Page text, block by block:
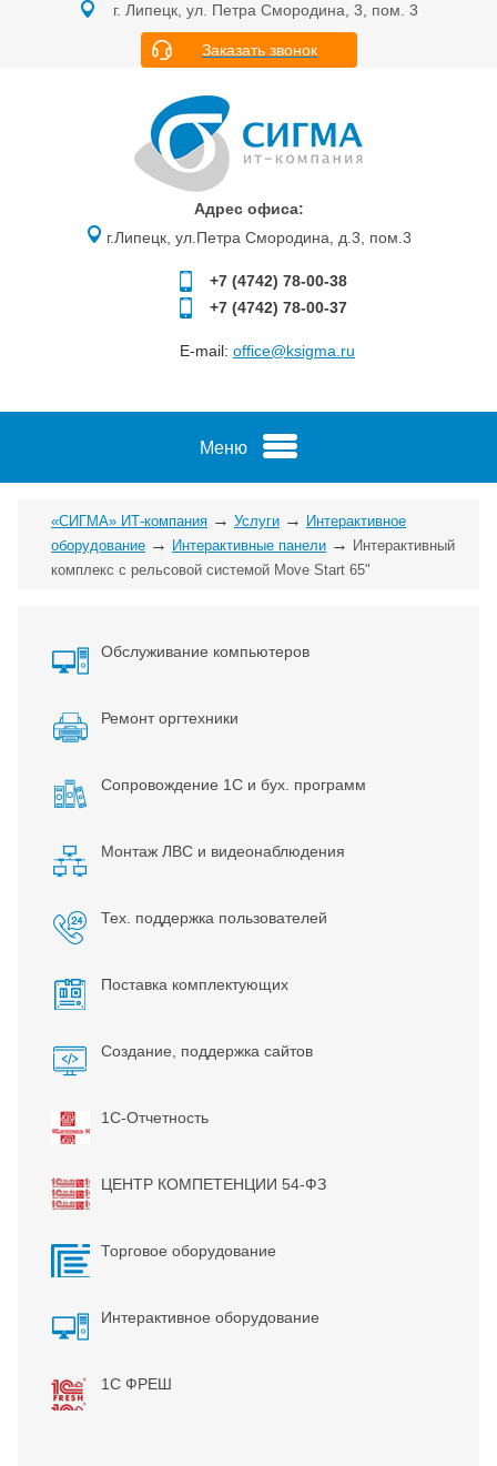
г. Липецк, ул. Петра Смородина, 3, пом. 3
Заказать звонок
Адрес офиса:
г.Липецк, ул.Петра Смородина, д.3, пом.3
+7 (4742) 78-00-38
+7 (4742) 78-00-37
E-mail: office@ksigma.ru
Меню
«СИГМА» ИТ-компания → Услуги → Интерактивное
оборудование → Интерактивные панели → Интерактивный
комплекс с рельсовой системой Move Start 65"
Обслуживание компьютеров
Ремонт оргтехники
Сопровождение 1С и бух. программ
Монтаж ЛВС и видеонаблюдения
Тех. поддержка пользователей
Поставка комплектующих
Создание, поддержка сайтов
1С-Отчетность
ЦЕНТР КОМПЕТЕНЦИИ 54-ФЗ
Торговое оборудование
Интерактивное оборудование
1С ФРЕШ